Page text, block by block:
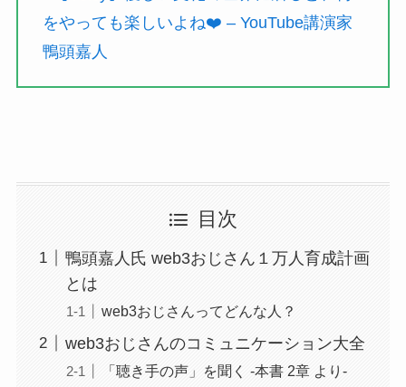
をやっても楽しいよね❤️ – YouTube講演家
鴨頭嘉人
目次
鴨頭嘉人氏 web3おじさん１万人育成計画
とは
web3おじさんってどんな人？
web3おじさんのコミュニケーション大全
「聴き手の声」を聞く -本書 2章 より-